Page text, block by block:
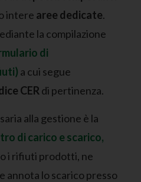
intere aree dedicate.
la compilazione
di
a cui segue
CERdi pertinenza.
alla gestione è la
di carico e scarico,
i rifiuti prodotti, ne
annota lo scarico presso